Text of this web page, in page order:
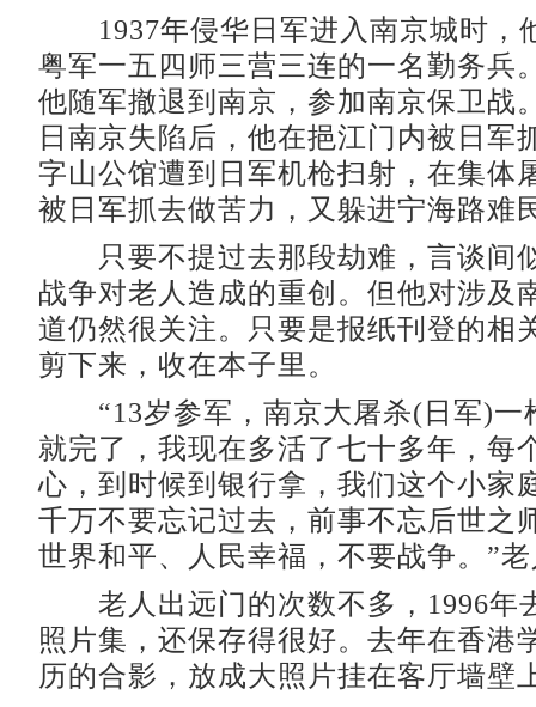
1937年侵华日军进入南京城时，
粤军一五四师三营三连的一名勤务兵
他随军撤退到南京，参加南京保卫战
日南京失陷后，他在挹江门内被日军
字山公馆遭到日军机枪扫射，在集体
被日军抓去做苦力，又躲进宁海路难
只要不提过去那段劫难，言谈间
战争对老人造成的重创。但他对涉及
道仍然很关注。只要是报纸刊登的相
剪下来，收在本子里。
“13岁参军，南京大屠杀(日军)一
就完了，我现在多活了七十多年，每
心，到时候到银行拿，我们这个小家
千万不要忘记过去，前事不忘后世之
世界和平、人民幸福，不要战争。”
老人出远门的次数不多，1996年
照片集，还保存得很好。去年在香港
历的合影，放成大照片挂在客厅墙壁